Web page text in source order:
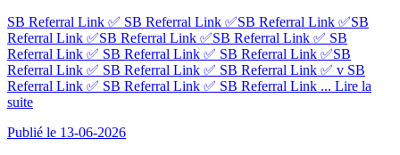
SB Referral Link ✅ SB Referral Link ✅SB Referral Link ✅SB
Referral Link ✅SB Referral Link ✅SB Referral Link ✅ SB
Referral Link ✅ SB Referral Link ✅ SB Referral Link ✅SB
Referral Link ✅ SB Referral Link ✅ SB Referral Link ✅ v SB
Referral Link ✅ SB Referral Link ✅ SB Referral Link ... Lire la
suite
Publié le 13-06-2026